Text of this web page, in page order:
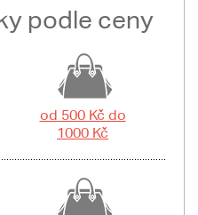
podle ceny
od 500 Kč do
1000 Kč